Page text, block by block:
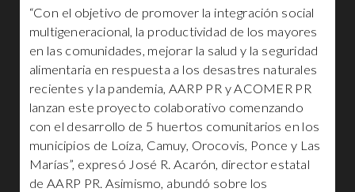
“Con el objetivo de promover la integración social
multigeneracional, la productividad de los mayores
en las comunidades, mejorar la salud y la seguridad
alimentaria en respuesta a los desastres naturales
recientes y la pandemia, AARP PR y ACOMER PR
lanzan este proyecto colaborativo comenzando
con el desarrollo de 5 huertos comunitarios en los
municipios de Loíza, Camuy, Orocovis, Ponce y Las
Marías”, expresó José R. Acarón, director estatal
de AARP PR. Asimismo, abundó sobre los